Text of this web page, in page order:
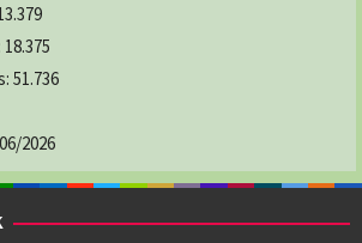
18.375
51.736
2026